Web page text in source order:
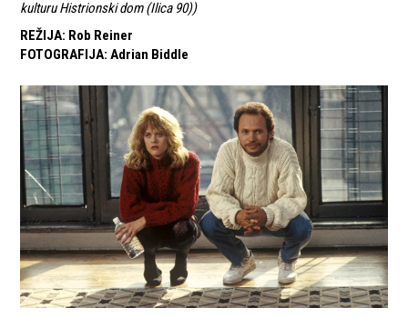
kulturu Histrionski dom (Ilica 90))
REŽIJA: Rob Reiner
FOTOGRAFIJA: Adrian Biddle